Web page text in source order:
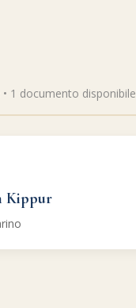
1 documento disponibile
Kippur